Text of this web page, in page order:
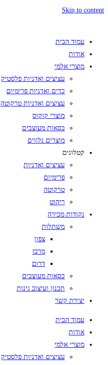
Skip to content
עמוד הבית
אודות
מוצרי אלמי
עציצים ואדניות פלסטיק
כדים ואדניות פרימיום
עציצים ואדניות טרקוטה
מוצרי קוקוס
כסאות מעוצבים
מוצרים נלווים
קטלוגים
עציצים ואדניות
פרימיום
טרקוטה
ריהוט
נקודות מכירה
משתלות
צפון
מרכז
דרום
כסאות מעוצבים
תכנון ועיצוב גינות
יצירת קשר
עמוד הבית
אודות
מוצרי אלמי
עציצים ואדניות פלסטיק